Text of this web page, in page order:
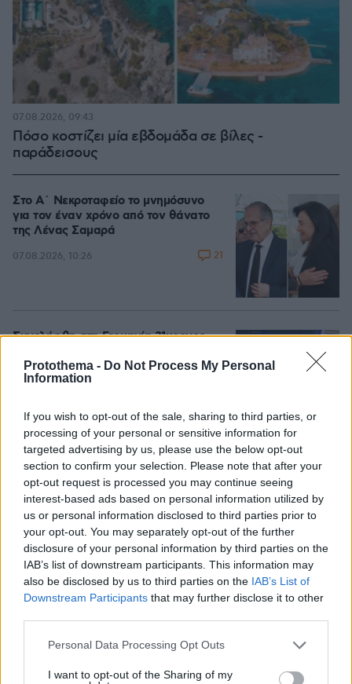
Protothema - Do Not Process My Personal
Information
If you wish to opt-out of the sale, sharing to third parties, or
processing of your personal or sensitive information for
targeted advertising by us, please use the below opt-out
section to confirm your selection. Please note that after your
opt-out request is processed you may continue seeing
interest-based ads based on personal information utilized by
us or personal information disclosed to third parties prior to
your opt-out. You may separately opt-out of the further
disclosure of your personal information by third parties on the
IAB’s list of downstream participants. This information may
also be disclosed by us to third parties on the IAB’s List of
Downstream Participants that may further disclose it to other
Please note that this website/app uses one or more Google
not limited to your visit or usage behaviour. You may click to
Personal Data Processing Opt Outs
I want to opt-out of the Sharing of my
Πόσο κοστίζει μία εβδομάδα σε βίλες -
παράδεισους
07.08.2026, 09:43
Στο Α΄ Νεκροταφείο το μνημόσυνο
για τον έναν χρόνο από τον θάνατο
της Λένας Σαμαρά
07.08.2026, 10:26 21
Συνελήφθη στη Γερμανία 31χρονος
Mafia, κατηγορείται και για την
εκτέλεση με 97 σφαίρες του Βαγγέλη
07.08.2026, 10:33 9
Οργή στο Περού για το βίντεο της
σεξουαλικής επίθεσης μαέστρου σε
26χρονη τραγουδίστρια: «Σιγά-σιγά
θα το ξεπεράσεις» της έλεγαν από τη
μπάντα της
07.08.2026, 07:16
Προθεσμία για να απολογηθεί την
Τρίτη έλαβε η 46χρονη που
κατηγορείται για την επίθεση στη
Marfin - «Είναι αθώα» λέει ο
συνήγορός της